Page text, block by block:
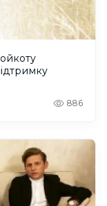
886